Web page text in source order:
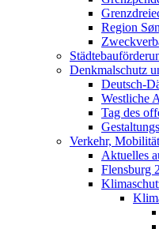
Region
Denkmalschutz
Deutsch-
Westliche
Tag des
Verkehr,
Aktuelles
Flensburg